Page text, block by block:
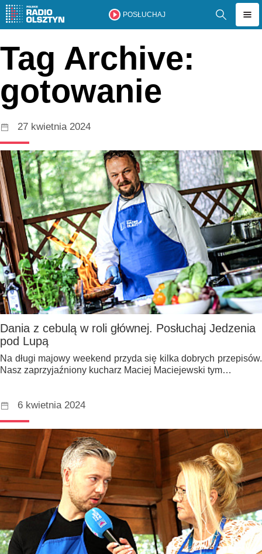
POSŁUCHAJ
Tag Archive:
gotowanie
27 kwietnia 2024
Dania z cebulą w roli głównej. Posłuchaj Jedzenia
pod Lupą
Na długi majowy weekend przyda się kilka dobrych przepisów.
Nasz zaprzyjaźniony kucharz Maciej Maciejewski tym…
6 kwietnia 2024